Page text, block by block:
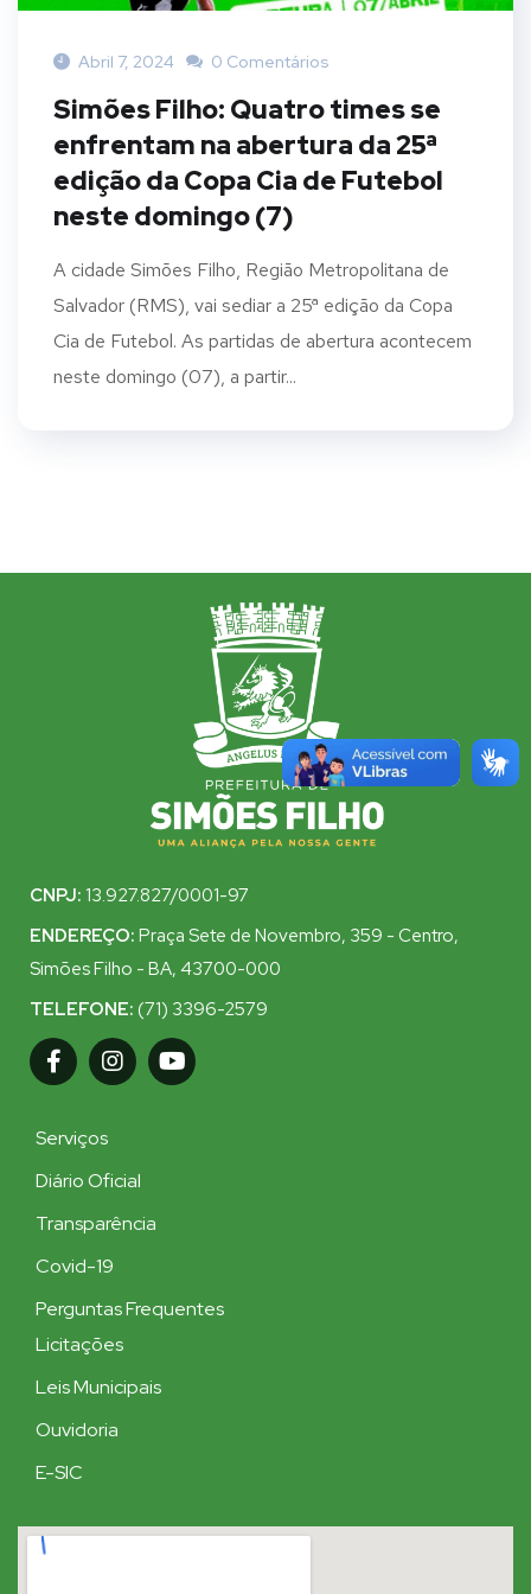
Abril 7, 2024 0 Comentários
Simões Filho: Quatro times se
enfrentam na abertura da 25ª
edição da Copa Cia de Futebol
neste domingo (7)
A cidade Simões Filho, Região Metropolitana de
Salvador (RMS), vai sediar a 25ª edição da Copa
Cia de Futebol. As partidas de abertura acontecem
neste domingo (07), a partir...
CNPJ: 13.927.827/0001-97
ENDEREÇO: Praça Sete de Novembro, 359 - Centro,
Simões Filho - BA, 43700-000
TELEFONE: (71) 3396-2579
Serviços
Diário Oficial
Transparência
Covid-19
Perguntas Frequentes
Licitações
Leis Municipais
Ouvidoria
E-SIC